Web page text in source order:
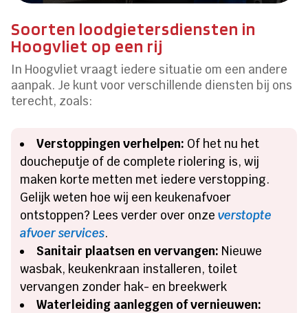
Soorten loodgietersdiensten in
Hoogvliet op een rij
In Hoogvliet vraagt iedere situatie om een andere
aanpak. Je kunt voor verschillende diensten bij ons
terecht, zoals:
Verstoppingen verhelpen: Of het nu het
doucheputje of de complete riolering is, wij
maken korte metten met iedere verstopping.
Gelijk weten hoe wij een keukenafvoer
ontstoppen? Lees verder over onzeverstopte
afvoer services.
Sanitair plaatsen en vervangen: Nieuwe
wasbak, keukenkraan installeren, toilet
vervangen zonder hak- en breekwerk
Waterleiding aanleggen of vernieuwen: